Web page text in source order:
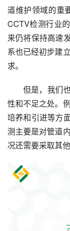
道维护领域的重
CCTV检测行业
来仍将保持高速
系也已经初步建
求。
但是，我们
性和不足之处。
培养和引进等方
测主要是对管道
况还需要采取其